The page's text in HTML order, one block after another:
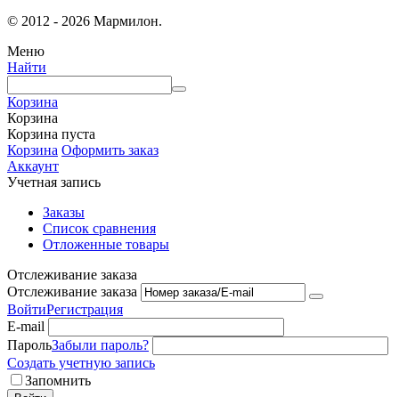
© 2012 - 2026 Мармилон.
Меню
Найти
Корзина
Корзина
Корзина пуста
Корзина Оформить заказ
Аккаунт
Учетная запись
Заказы
Список сравнения
Отложенные товары
Отслеживание заказа
Отслеживание заказа
ВойтиРегистрация
E-mail
ПарольЗабыли пароль?
Создать учетную запись
Запомнить